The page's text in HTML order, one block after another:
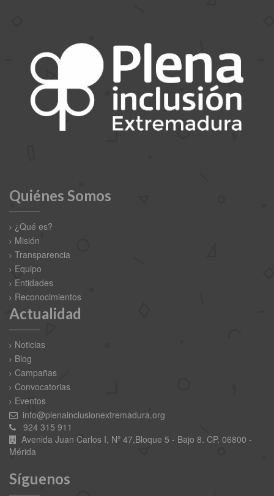
Quiénes Somos
¿Qué es?
Misión
Transparencia
Equipo
Entidades
Reconocimientos
Actualidad
Noticias
Blog
Campañas
Convocatorias
Eventos
info@plenainclusionextremadura.org
924 315 911
Avenida Juan Carlos I, Nº 47,Bloque 5 - Bajo 8. CP. 06800 -
Mérida
Síguenos